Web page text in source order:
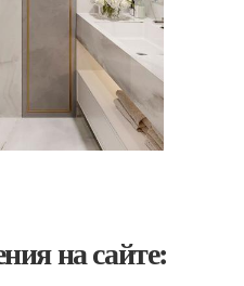
на сайте: